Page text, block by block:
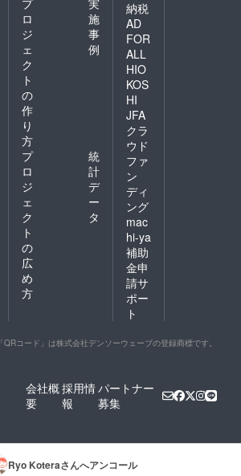
プ
ロ
ジ
ェ
ク
ト
の
作
り
方
実
施
事
例
プ
ロ
ジ
ェ
ク
ト
の
広
め
方
統
計
デ
ー
タ
納税
AD
FOR
ALL
HIO
KOS
HI
JFA
クラ
ウド
ファ
ン
ディ
ング
mac
hi-ya
補助
金申
請サ
ポー
ト
「QRコード」は株式会社デンソーウェーブの登録商標です。
会社概
要
採用情
報
パートナー
募集
Ryo Koteraさんへアンコール